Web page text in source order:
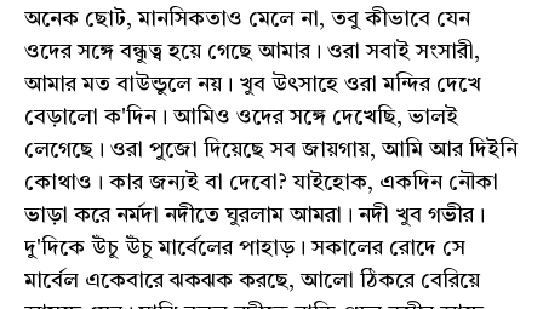
অনেক ছোট, মানসিকতাও মেলে না, তবু কীভাবে যেন
ওদের সঙ্গে বন্ধুত্ব হয়ে গেছে আমার। ওরা সবাই সংসারী,
আমার মত বাউন্ডুলে নয়। খুব উৎসাহে ওরা মন্দির দেখে
বেড়ালো ক'দিন। আমিও ওদের সঙ্গে দেখেছি, ভালই
লেগেছে। ওরা পুজো দিয়েছে সব জায়গায়, আমি আর দিইনি
কোথাও। কার জন্যই বা দেবো? যাইহোক, একদিন নৌকা
ভাড়া করে নর্মদা নদীতে ঘুরলাম আমরা। নদী খুব গভীর।
দু'দিকে উঁচু উঁচু মার্বেলের পাহাড়। সকালের রোদে সে
মার্বেল একেবারে ঝকঝক করছে, আলো ঠিকরে বেরিয়ে